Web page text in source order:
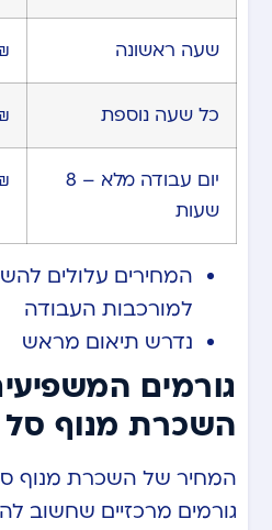
שעה ראשונה
כל שעה נוספת
יום עבודה מלא – 8
שעות
המחירים עלולים
למורכבות העבודה
נדרש תיאום מראש
גורמים
השכרת מנוף סל
המחיר של השכרת מנוף
גורמים מרכזיים שחשוב